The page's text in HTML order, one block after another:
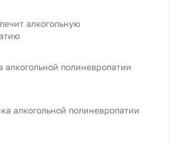
алкогольную
алкогольной полиневропатии
алкогольной полиневропатии